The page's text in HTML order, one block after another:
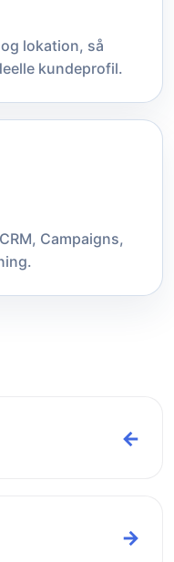
lokation, så
kundeprofil.
Campaigns,
←
→